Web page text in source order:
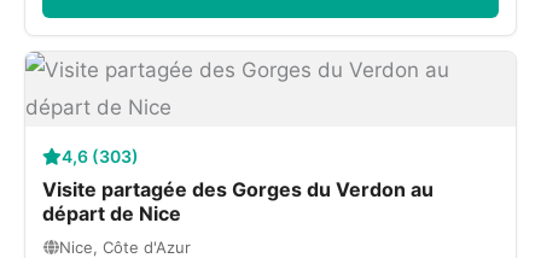
4,6 (303)
Visite partagée des Gorges du Verdon au
départ de Nice
Nice, Côte d'Azur